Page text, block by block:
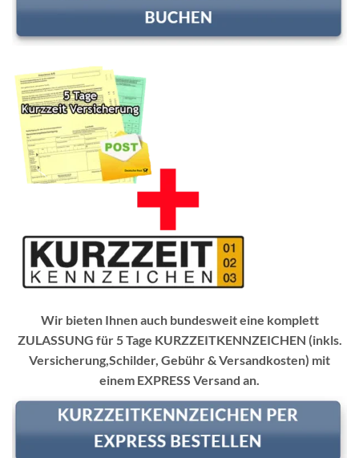
Wir bieten Ihnen auch bundesweit eine komplett
ZULASSUNG für 5 Tage KURZZEITKENNZEICHEN (inkls.
Versicherung,Schilder, Gebühr & Versandkosten) mit
einem EXPRESS Versand an.